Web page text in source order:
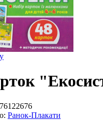
Ранок-Плакати